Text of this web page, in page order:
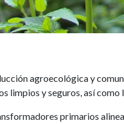
agroecológica y
limpios y seguros, así
primarios